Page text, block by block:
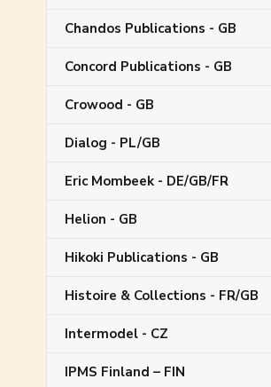
Chandos Publications - GB
Concord Publications - GB
Crowood - GB
Dialog - PL/GB
Eric Mombeek - DE/GB/FR
Helion - GB
Hikoki Publications - GB
Histoire & Collections - FR/GB
Intermodel - CZ
IPMS Finland – FIN